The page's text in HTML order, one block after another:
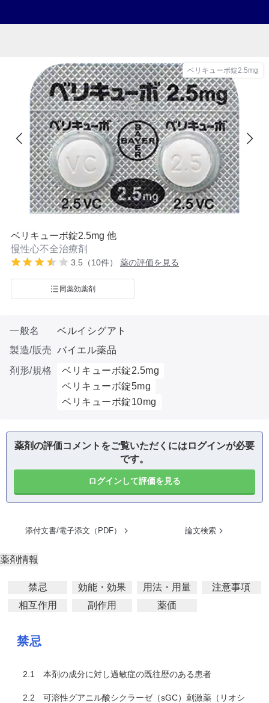
ベリキューボ錠2.5mg
ベリキューボ錠2.5mg 他
慢性心不全治療剤
3.5（10件） 薬の評価を見る
同薬効薬剤
一般名
ベルイシグアト
製造/販売 バイエル薬品
剤形/規格
ベリキューボ錠2.5mg
ベリキューボ錠5mg
ベリキューボ錠10mg
薬剤の評価コメントをご覧いただくにはログインが必要
です。
ログインして評価を見る
添付文書/電子添文（PDF） 論文検索
薬剤情報
禁忌 効能・効果 用法・用量
注意事項
相互作用
副作用 薬価
禁忌
2.1 本剤の成分に対し過敏症の既往歴のある患者
2.2 可溶性グアニル酸シクラーゼ（sGC）刺激薬（リオシ